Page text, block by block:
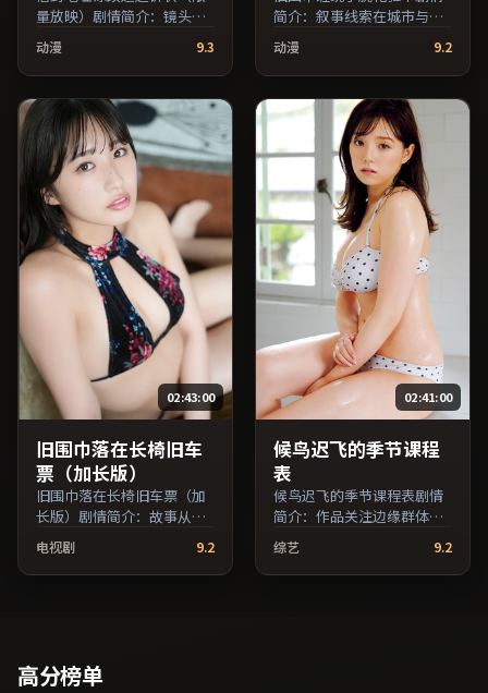
量放映）剧情简介：镜头语
奏贴合人物心理的起伏；由
奉俊昊执导，廖凡、李秉
宪、吴京等主演，日本出
品，犯罪类型，2021年上映
/ 2021年4月18日于日本地区
院线首映，网络平台同步更
新片源。推荐给喜爱现实主
义叙事与人文关怀题材的影
迷。（国产影视资源大全免
费条目索引，支持片名与演
员交叉检索。）
动漫 9.3
简介：叙事线索在城市与乡
线并行推进；由奉俊昊执
导，木村拓哉、刘亦菲、全
度妍等主演，中国台湾出
品，战争类型，2017年上映
/ 2017年7月14日于中国台湾
地区院线首映，网络平台同
步更新片源。若你偏爱节奏
不急躁、人物立体的作品，
值得一看。（国产影视资源
大全免费条目索引，支持片
名与演员交叉检索。）
动漫 9.2
02:43:00
旧围巾落在长椅旧车
票（加长版）
旧围巾落在长椅旧车票（加
长版）剧情简介：故事从一
场偶然相遇切入，时代变迁
作为隐性背景贯穿始终；由
毕赣执导，提莫西·查拉
日于英国地区院线首映，网
络平台同步更新片源。上线
电视剧 9.2
02:41:00
候鸟迟飞的季节课程
表
候鸟迟飞的季节课程表剧情
简介：作品关注边缘群体的
日常抉择，影像质感兼顾院
线观感与流媒体清晰度；由
张艾嘉执导，蒋雯丽、长泽
综艺 9.2
高分榜单